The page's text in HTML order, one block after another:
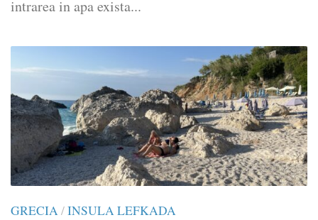
intrarea in apa exista...
GRECIA/INSULA LEFKADA